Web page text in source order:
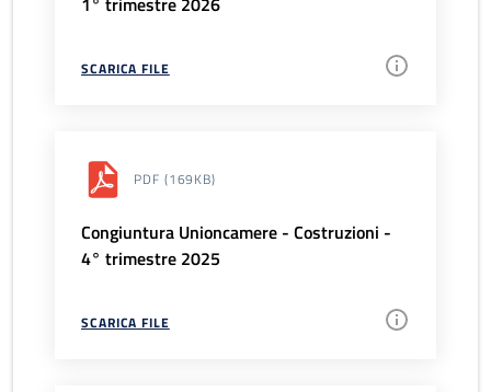
SCARICA FILE
PDF (169KB)
Congiuntura Unioncamere - Costruzioni -
4° trimestre 2025
SCARICA FILE